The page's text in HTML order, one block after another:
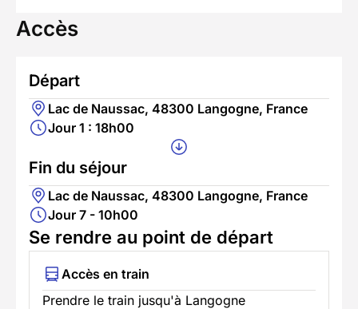
Accès
Départ
Lac de Naussac, 48300 Langogne, France
Jour 1 : 18h00
Fin du séjour
Lac de Naussac, 48300 Langogne, France
Jour 7 - 10h00
Se rendre au point de départ
Accès en train
Prendre le train jusqu'à Langogne